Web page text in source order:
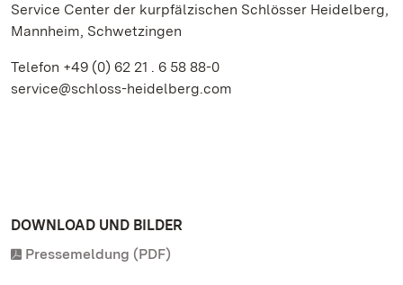
Service Center der kurpfälzischen Schlösser Heidelberg,
Mannheim, Schwetzingen
Telefon +49 (0) 62 21 . 6 58 88-0
service@schloss-heidelberg.com
DOWNLOAD UND BILDER
Pressemeldung (PDF)